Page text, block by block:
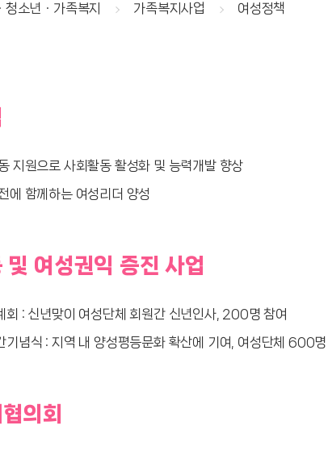
청소년ㆍ가족복지 가족복지사업 여성정책
지원으로 사회활동 활성화 및 능력개발 향상
에 함께하는 여성리더 양성
및 여성권익 증진 사업
회 : 신년맞이 여성단체 회원간 신년인사, 200명 참여
기념식 : 지역 내 양성평등문화 확산에 기여, 여성단체 600
의회